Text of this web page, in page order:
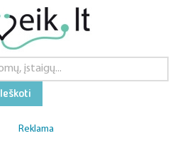
Ieškoti
Reklama